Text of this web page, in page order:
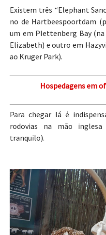
Existem três “Elephant
no de Hartbeespoortdam
um em Plettenberg Bay
Elizabeth) e outro em
ao Kruger Park).
Hospedagens em
Para chegar lá é
rodovias na mão
tranquilo).